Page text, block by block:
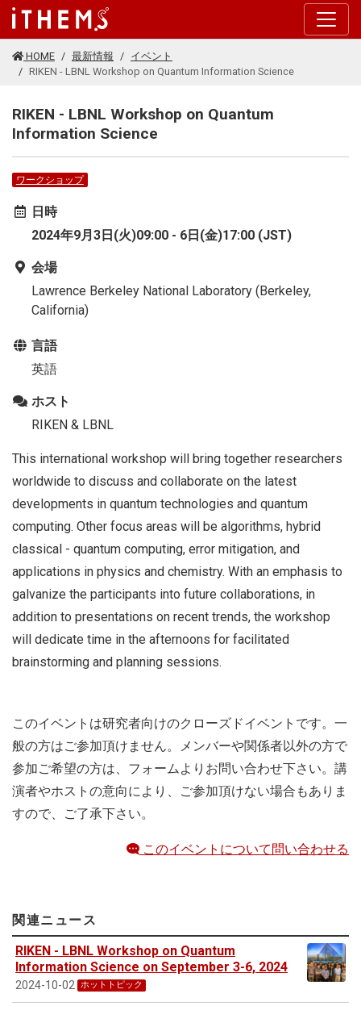
このページの本文に移動する
HOME 最新情報
イベント
RIKEN - LBNL Workshop on Quantum Information Science
RIKEN - LBNL Workshop on Quantum
Information Science
ワークショップ
日時
2024年9月3日(火)09:00 - 6日(金)17:00 (JST)
会場
Lawrence Berkeley National Laboratory (Berkeley,
California)
言語
英語
ホスト
RIKEN & LBNL
This international workshop will bring together researchers
worldwide to discuss and collaborate on the latest
developments in quantum technologies and quantum
computing. Other focus areas will be algorithms, hybrid
classical - quantum computing, error mitigation, and
applications in physics and chemistry. With an emphasis to
galvanize the participants into future collaborations, in
addition to presentations on recent trends, the workshop
will dedicate time in the afternoons for facilitated
brainstorming and planning sessions.
このイベントは研究者向けのクローズドイベントです。一
般の方はご参加頂けません。メンバーや関係者以外の方で
参加ご希望の方は、フォームよりお問い合わせ下さい。講
演者やホストの意向により、ご参加頂けない場合もありま
すので、ご了承下さい。
このイベントについて問い合わせる
関連ニュース
RIKEN - LBNL Workshop on Quantum
Information Science on September 3-6, 2024
2024-10-02 ホットトピック